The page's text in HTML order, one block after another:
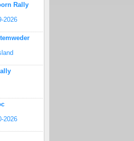
Rally
2026
2026